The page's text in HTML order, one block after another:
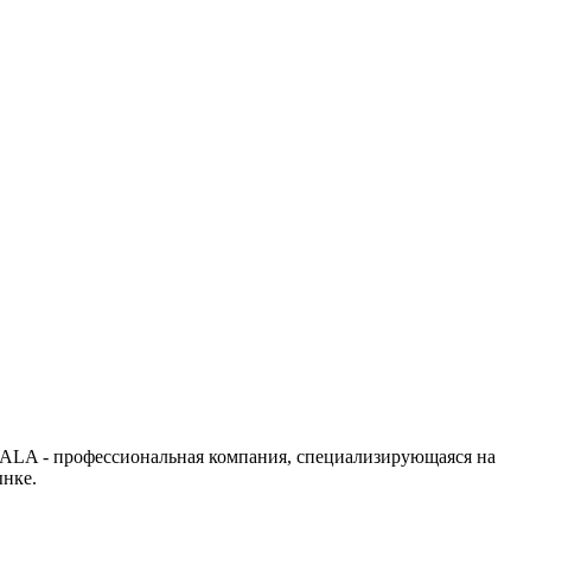
- профессиональная компания, специализирующаяся на